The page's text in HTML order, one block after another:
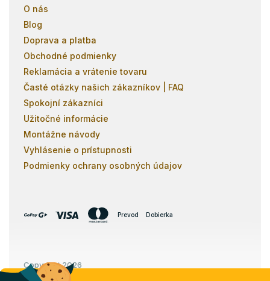
O nás
Blog
Doprava a platba
Obchodné podmienky
Reklamácia a vrátenie tovaru
Časté otázky našich zákazníkov | FAQ
Spokojní zákazníci
Užitočné informácie
Montážne návody
Vyhlásenie o prístupnosti
Podmienky ochrany osobných údajov
Prevod Dobierka
Copyright 2026
Poschodovky.sk